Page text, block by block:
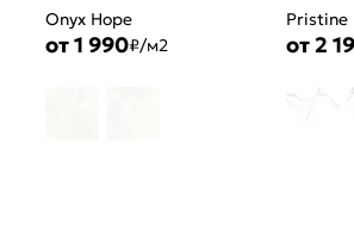
Onyx Hope
от 1 990₽/м2
Pristine
от 2